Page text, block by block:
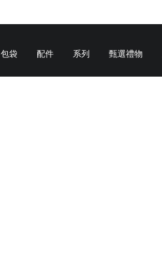
包袋 配件 系列 甄選禮物